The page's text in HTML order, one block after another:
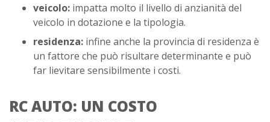
veicolo: impatta molto il livello di anzianità del
veicolo in dotazione e la tipologia.
residenza: infine anche la provincia di residenza è
un fattore che può risultare determinante e può
far lievitare sensibilmente i costi.
RC AUTO: UN COSTO